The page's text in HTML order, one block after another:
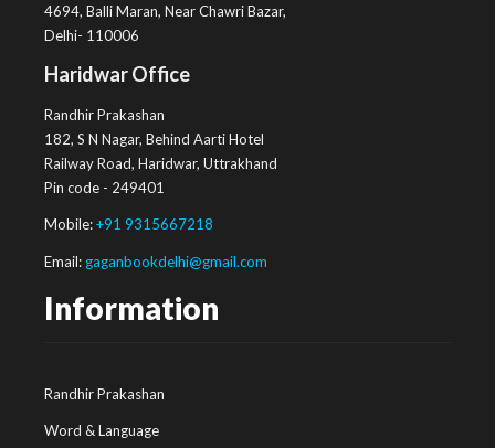
4694, Balli Maran, Near Chawri Bazar,
Delhi- 110006
Haridwar Office
Randhir Prakashan
182, S N Nagar, Behind Aarti Hotel
Railway Road, Haridwar, Uttrakhand
Pin code - 249401
Mobile:+91 9315667218
Email: gaganbookdelhi@gmail.com
Information
Randhir Prakashan
Word & Language